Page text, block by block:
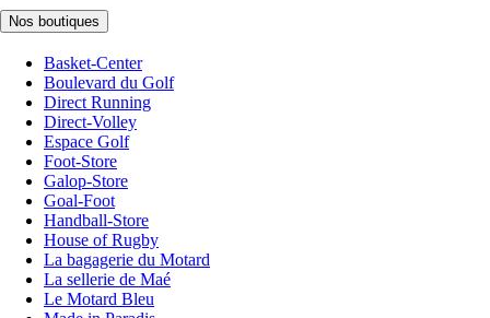
Nos boutiques
Basket-Center
Boulevard du Golf
Direct Running
Direct-Volley
Espace Golf
Foot-Store
Galop-Store
Goal-Foot
Handball-Store
House of Rugby
La bagagerie du Motard
La sellerie de Maé
Le Motard Bleu